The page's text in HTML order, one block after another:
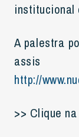
institucional
A palestra
http://
>> Clique